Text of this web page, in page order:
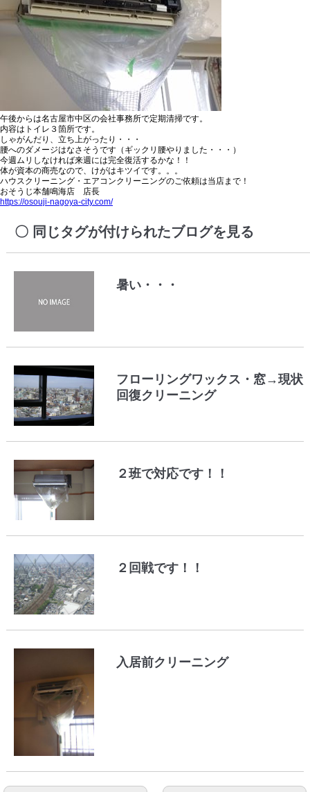
午後からは名古屋市中区の会社事務所で定期清掃です。
内容はトイレ３箇所です。
しゃがんだり、立ち上がったり・・・
腰へのダメージはなさそうです（ギックリ腰やりました・・・）
今週ムリしなければ来週には完全復活するかな！！
体が資本の商売なので、けがはキツイです。。。
ハウスクリーニング・エアコンクリーニングのご依頼は当店まで！
おそうじ本舗鳴海店 店長
https://osouji-nagoya-city.com/
同じタグが付けられたブログを見る
暑い・・・
フローリングワックス・窓→現状
回復クリーニング
２班で対応です！！
２回戦です！！
入居前クリーニング